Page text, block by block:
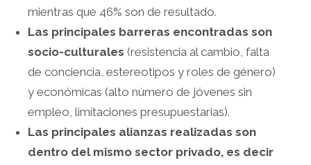
mientras que 46% son de resultado.
Las principales barreras encontradas son
socio-culturales (resistencia al cambio, falta
de conciencia, estereotipos y roles de género)
y económicas (alto número de jóvenes sin
empleo, limitaciones presupuestarias).
Las principales alianzas realizadas son
dentro del mismo sector privado, es decir